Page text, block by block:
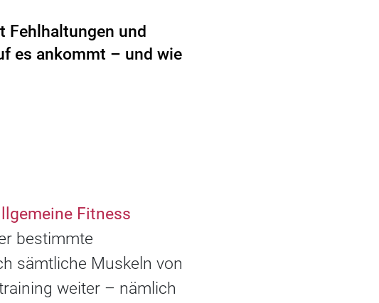
Fehlhaltungen und
es ankommt – und wie
Fitness
bestimmte
sämtliche Muskeln von
weiter – nämlich